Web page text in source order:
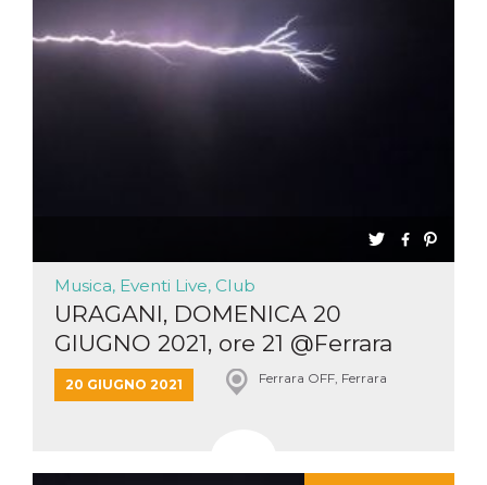
Musica, Eventi Live, Club
URAGANI, DOMENICA 20
GIUGNO 2021, ore 21 @Ferrara
Off,...
20 GIUGNO 2021 Ferrara OFF, Ferrara